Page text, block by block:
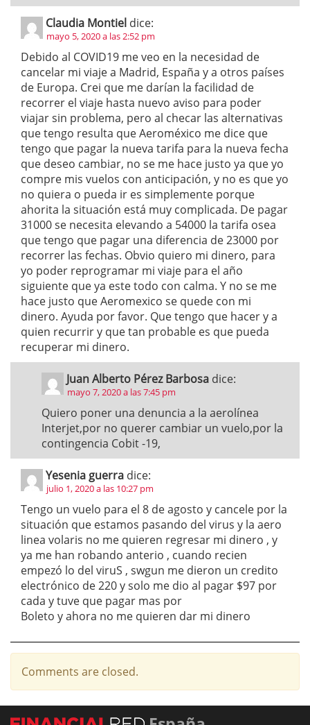
Claudia Montiel dice:
mayo 5, 2020 a las 2:52 pm
Debido al COVID19 me veo en la necesidad de
cancelar mi viaje a Madrid, España y a otros países
de Europa. Crei que me darían la facilidad de
recorrer el viaje hasta nuevo aviso para poder
viajar sin problema, pero al checar las alternativas
que tengo resulta que Aeroméxico me dice que
tengo que pagar la nueva tarifa para la nueva fecha
que deseo cambiar, no se me hace justo ya que yo
compre mis vuelos con anticipación, y no es que yo
no quiera o pueda ir es simplemente porque
ahorita la situación está muy complicada. De pagar
31000 se necesita elevando a 54000 la tarifa osea
que tengo que pagar una diferencia de 23000 por
recorrer las fechas. Obvio quiero mi dinero, para
yo poder reprogramar mi viaje para el año
siguiente que ya este todo con calma. Y no se me
hace justo que Aeromexico se quede con mi
dinero. Ayuda por favor. Que tengo que hacer y a
quien recurrir y que tan probable es que pueda
recuperar mi dinero.
Juan Alberto Pérez Barbosa dice:
mayo 7, 2020 a las 7:45 pm
Quiero poner una denuncia a la aerolínea
Interjet,por no querer cambiar un vuelo,por la
contingencia Cobit -19,
Yesenia guerra dice:
julio 1, 2020 a las 10:27 pm
Tengo un vuelo para el 8 de agosto y cancele por la
situación que estamos pasando del virus y la aero
linea volaris no me quieren regresar mi dinero , y
ya me han robando anterio , cuando recien
empezó lo del viruS , swgun me dieron un credito
electrónico de 220 y solo me dio al pagar $97 por
cada y tuve que pagar mas por
Boleto y ahora no me quieren dar mi dinero
Comments are closed.